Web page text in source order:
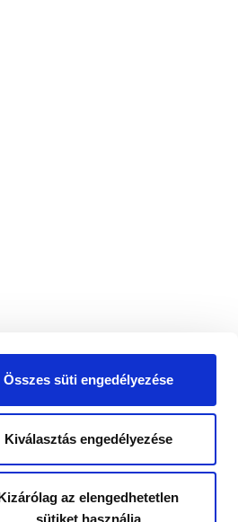
Összes süti engedélyezése
Kiválasztás engedélyezése
az elengedhetetlen
sütiket használja